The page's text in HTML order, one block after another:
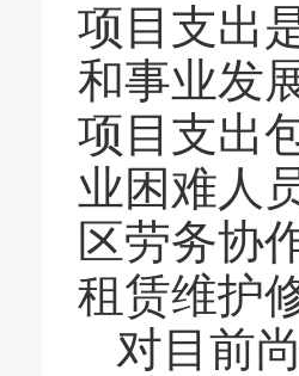
项目支出
和事业发
项目支出
业困难人
区劳务协
租赁维护
对目前